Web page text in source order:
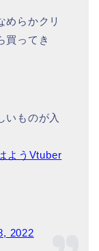
めらかクリ
買ってき
いものが入
ようVtuber
2022